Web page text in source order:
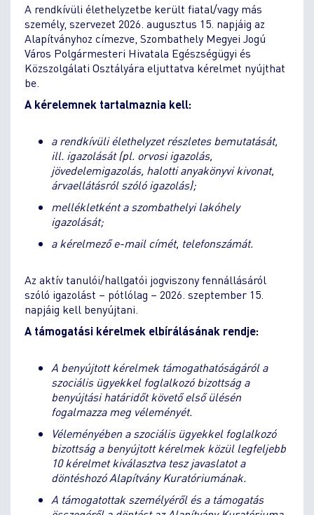
A rendkívüli élethelyzetbe került fiatal/vagy más
személy, szervezet 2026. augusztus 15. napjáig az
Alapítványhoz címezve, Szombathely Megyei Jogú
Város Polgármesteri Hivatala Egészségügyi és
Közszolgálati Osztályára eljuttatva kérelmet nyújthat
be.
A kérelemnek tartalmaznia kell:
a rendkívüli élethelyzet részletes bemutatását,
ill. igazolását (pl. orvosi igazolás,
jövedelemigazolás, halotti anyakönyvi kivonat,
árvaellátásról szóló igazolás);
mellékletként a szombathelyi lakóhely
igazolását;
a kérelmező e-mail címét, telefonszámát.
Az aktív tanulói/hallgatói jogviszony fennállásáról
szóló igazolást – pótlólag – 2026. szeptember 15.
napjáig kell benyújtani.
A támogatási kérelmek elbírálásának rendje:
A benyújtott kérelmek támogathatóságáról a
szociális ügyekkel foglalkozó bizottság a
benyújtási határidőt követő első ülésén
fogalmazza meg véleményét.
Véleményében a szociális ügyekkel foglalkozó
bizottság a benyújtott kérelmek közül legfeljebb
10 kérelmet kiválasztva tesz javaslatot a
döntéshozó Alapítvány Kuratóriumának.
A támogatottak személyéről és a támogatás